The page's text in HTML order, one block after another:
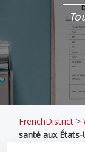
FrenchDistrict >
santé aux États-